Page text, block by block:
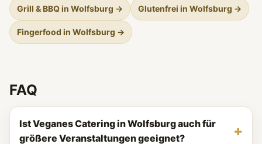
Grill & BBQ in Wolfsburg → Glutenfrei in Wolfsburg →
Fingerfood in Wolfsburg →
FAQ
Ist Veganes Catering in Wolfsburg auch für
größere Veranstaltungen geeignet?